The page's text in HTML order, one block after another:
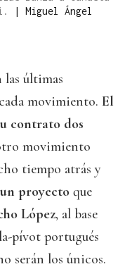
| Miguel Ángel
las últimas
movimiento. El
contrato dos
movimiento
tiempo atrás y
proyecto que
López, al base
pívot portugués
serán los únicos.